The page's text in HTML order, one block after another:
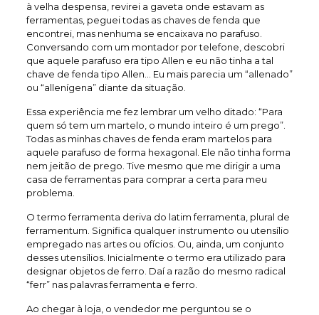
à velha despensa, revirei a gaveta onde estavam as
ferramentas, peguei todas as chaves de fenda que
encontrei, mas nenhuma se encaixava no parafuso.
Conversando com um montador por telefone, descobri
que aquele parafuso era tipo Allen e eu não tinha a tal
chave de fenda tipo Allen… Eu mais parecia um “allenado”
ou “allenígena” diante da situação.
Essa experiência me fez lembrar um velho ditado: “Para
quem só tem um martelo, o mundo inteiro é um prego”.
Todas as minhas chaves de fenda eram martelos para
aquele parafuso de forma hexagonal. Ele não tinha forma
nem jeitão de prego. Tive mesmo que me dirigir a uma
casa de ferramentas para comprar a certa para meu
problema.
O termo ferramenta deriva do latim ferramenta, plural de
ferramentum. Significa qualquer instrumento ou utensílio
empregado nas artes ou ofícios. Ou, ainda, um conjunto
desses utensílios. Inicialmente o termo era utilizado para
designar objetos de ferro. Daí a razão do mesmo radical
“ferr” nas palavras ferramenta e ferro.
Ao chegar à loja, o vendedor me perguntou se o